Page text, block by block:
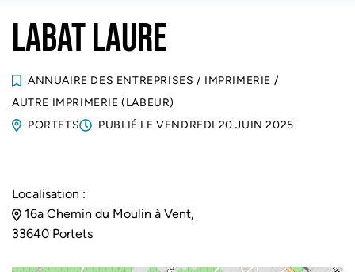
LABAT LAURE
ANNUAIRE DES ENTREPRISES / IMPRIMERIE /
AUTRE IMPRIMERIE (LABEUR)
PORTETS
PUBLIÉ LEVENDREDI 20 JUIN 2025
Localisation :
16a Chemin du Moulin à Vent,
33640 Portets